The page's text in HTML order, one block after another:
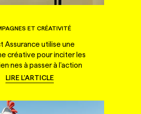
ET CRÉATIVITÉ
Assurance utilise une
créative pour inciter les
à passer à l'action
LIRE L'ARTICLE